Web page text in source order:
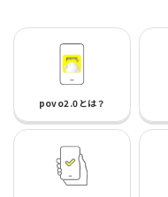
povo2.0とは？